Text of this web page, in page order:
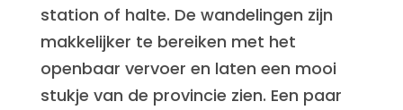
station of halte. De wandelingen zijn
makkelijker te bereiken met het
openbaar vervoer en laten een mooi
stukje van de provincie zien. Een paar